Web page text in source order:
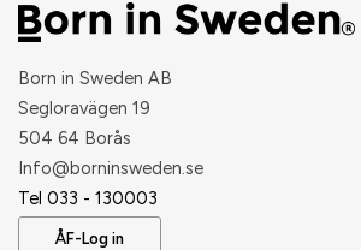
Born in Sweden AB
Segloravägen 19
504 64 Borås
​Info@borninsweden.se
Tel 033 - 130003
ÅF-Log in